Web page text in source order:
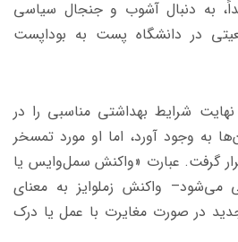
به دنبال آشوب و جنجال سیاسی
برای موقعیتی در دانشگاه پست به بوداپست
نهایت شرایط بهداشتی مناسبی را در
به وجود آورد، اما او مورد تمسخر
گرفت. عبارت «واکنش سمل‌وایس یا
می‌شود– واکنش زملوایز به معنای
در صورت مغایرت با عمل یا درک